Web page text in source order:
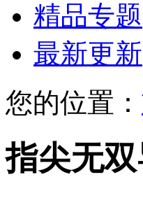
精品专题
最新更新
您的位置：
指尖无双